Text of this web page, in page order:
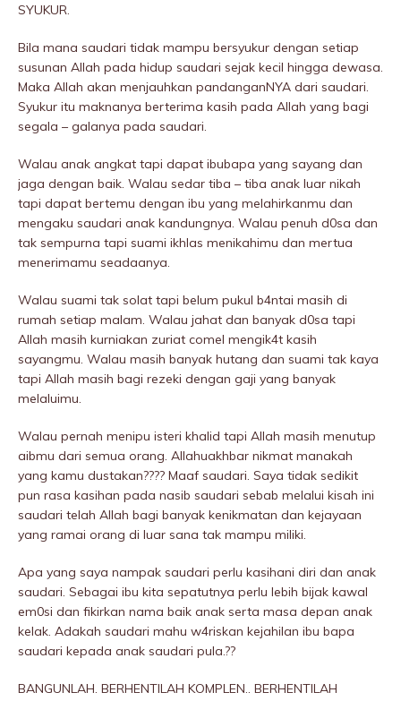
SYUKUR.
Bila mana saudari tidak mampu bersyukur dengan setiap
susunan Allah pada hidup saudari sejak kecil hingga dewasa.
Maka Allah akan menjauhkan pandanganNYA dari saudari.
Syukur itu maknanya berterima kasih pada Allah yang bagi
segala – galanya pada saudari.
Walau anak angkat tapi dapat ibubapa yang sayang dan
jaga dengan baik. Walau sedar tiba – tiba anak luar nikah
tapi dapat bertemu dengan ibu yang melahirkanmu dan
mengaku saudari anak kandungnya. Walau penuh d0sa dan
tak sempurna tapi suami ikhlas menikahimu dan mertua
menerimamu seadaanya.
Walau suami tak solat tapi belum pukuI b4ntai masih di
rumah setiap malam. Walau jahat dan banyak d0sa tapi
Allah masih kurniakan zuriat comel mengik4t kasih
sayangmu. Walau masih banyak hutang dan suami tak kaya
tapi Allah masih bagi rezeki dengan gaji yang banyak
melaluimu.
Walau pernah menipu isteri khalid tapi Allah masih menutup
aibmu dari semua orang. Allahuakhbar nikmat manakah
yang kamu dustakan???? Maaf saudari. Saya tidak sedikit
pun rasa kasihan pada nasib saudari sebab melalui kisah ini
saudari telah Allah bagi banyak kenikmatan dan kejayaan
yang ramai orang di luar sana tak mampu miliki.
Apa yang saya nampak saudari perlu kasihani diri dan anak
saudari. Sebagai ibu kita sepatutnya perlu lebih bijak kawal
em0si dan fikirkan nama baik anak serta masa depan anak
kelak. Adakah saudari mahu w4riskan kejahiIan ibu bapa
saudari kepada anak saudari pula.??
BANGUNLAH. BERHENTILAH KOMPLEN.. BERHENTILAH